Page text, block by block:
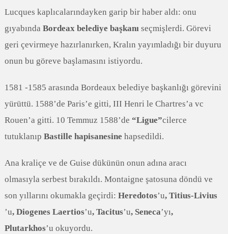
Lucques kaplıcalarındayken garip bir haber aldı: onu
gıyabında Bordeax belediye başkanıseçmişlerdi. Görevi
geri çevirmeye hazırlanırken, Kralın yayımladığı bir duyuru
onun bu göreve başlamasını istiyordu.
1581 -1585 arasında Bordeaux belediye başkanlığı görevini
yürüttü. 1588’de Paris’e gitti, III Henri le Chartres’a vc
Rouen’a gitti. 10 Temmuz 1588’de “Ligue”cilerce
tutuklanıp Bastille hapisanesine hapsedildi.
Ana kraliçe ve de Guise dükünün onun adına aracı
olmasıyla serbest bırakıldı. Montaigne şatosuna döndü ve
son yıllarını okumakla geçirdi: Heredotos’u, Titius-Livius
’u, Diogenes Laertios’u, Tacitus’u, Seneca’yı,
Plutarkhos’u okuyordu.